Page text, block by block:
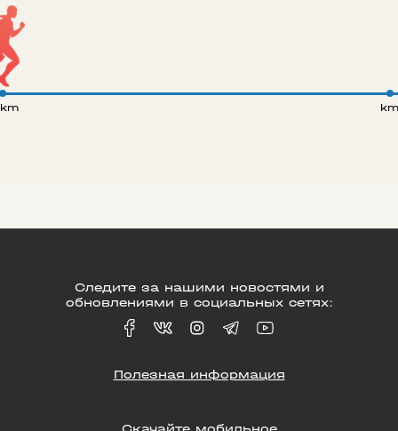
km
Следите за нашими новостями и
обновлениями в социальных сетях:
Полезная информация